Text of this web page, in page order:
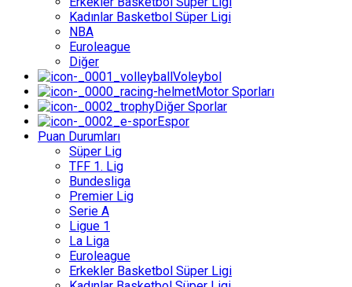
Kadınlar Basketbol Süper Ligi
NBA
Euroleague
Diğer
Voleybol
Motor Sporları
Diğer Sporlar
Espor
Puan Durumları
Süper Lig
TFF 1. Lig
Bundesliga
Premier Lig
Serie A
Ligue 1
La Liga
Euroleague
Erkekler Basketbol Süper Ligi